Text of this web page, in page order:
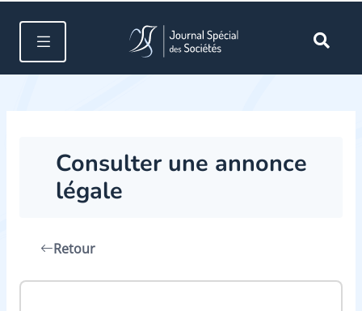
Consulter une annonce
légale
Retour